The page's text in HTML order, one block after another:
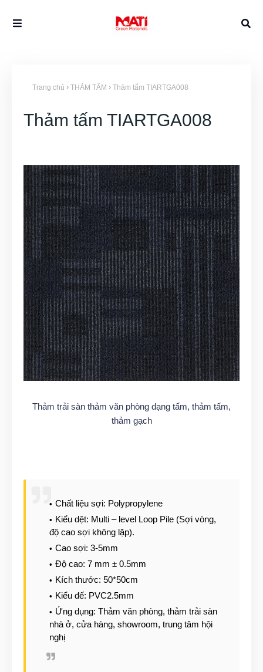
Trang chủ THẢM TẤM Thảm tấm TIARTGA008
Thảm tấm TIARTGA008
Thảm trải sàn thảm văn phòng dạng tấm, thảm tấm,
thảm gạch
Chất liệu sợi: Polypropylene
Kiểu dệt: Multi – level Loop Pile (Sợi vòng,
độ cao sợi không lặp).
Cao sợi: 3-5mm
Độ cao: 7 mm ± 0.5mm
Kích thước: 50*50cm
Kiểu đế: PVC2.5mm
Ứng dụng: Thảm văn phòng, thảm trải sàn
nhà ở, cửa hàng, showroom, trung tâm hội
nghị